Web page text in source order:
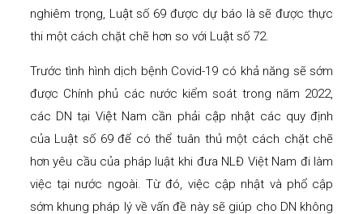
nghiêm trọng, Luật số 69 được dự báo là sẽ được thực
thi một cách chặt chẽ hơn so với Luật số 72.
Trước tình hình dịch bệnh Covid-19 có khả năng sẽ sớm
được Chính phủ các nước kiểm soát trong năm 2022,
các DN tại Việt Nam cần phải cập nhật các quy định
của Luật số 69 để có thể tuân thủ một cách chặt chẽ
hơn yêu cầu của pháp luật khi đưa NLĐ Việt Nam đi làm
việc tại nước ngoài. Từ đó, việc cập nhật và phổ cập
sớm khung pháp lý về vấn đề này sẽ giúp cho DN không